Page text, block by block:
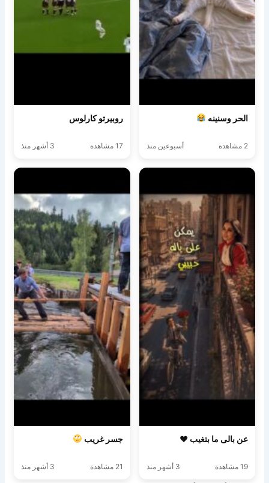
الحر وسنينه
2 مشاهدة أسبوعين منذ
روبيرتو كارلوس
17 مشاهدة 3 أشهر منذ
عن بالى ما بتغيب ♥️
19 مشاهدة 3 أشهر منذ
جسر غريب
21 مشاهدة 3 أشهر منذ